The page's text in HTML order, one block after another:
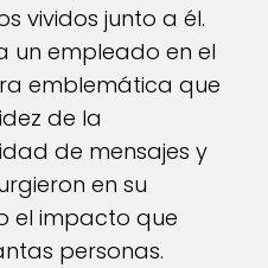
vividos junto a él.
un empleado en el
emblemática que
de la
de mensajes y
en su
el impacto que
personas.